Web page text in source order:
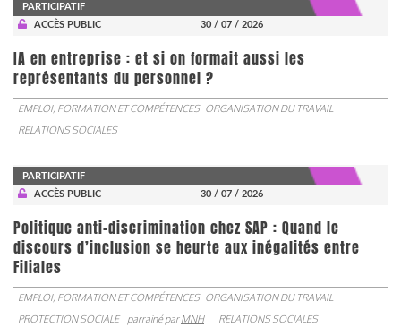
PARTICIPATIF
ACCÈS PUBLIC
30 / 07 / 2026
IA en entreprise : et si on formait aussi les
représentants du personnel ?
EMPLOI, FORMATION ET COMPÉTENCES ORGANISATION DU TRAVAIL
RELATIONS SOCIALES
PARTICIPATIF
ACCÈS PUBLIC
30 / 07 / 2026
Politique anti-discrimination chez SAP : Quand le
discours d’inclusion se heurte aux inégalités entre
Filiales
EMPLOI, FORMATION ET COMPÉTENCES ORGANISATION DU TRAVAIL
PROTECTION SOCIALE
parrainé parMNH RELATIONS SOCIALES